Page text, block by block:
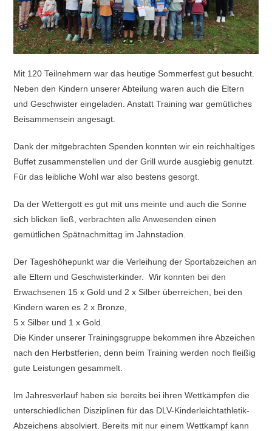
Mit 120 Teilnehmern war das heutige Sommerfest gut besucht.
Neben den Kindern unserer Abteilung waren auch die Eltern
und Geschwister eingeladen. Anstatt Training war gemütliches
Beisammensein angesagt.
Dank der mitgebrachten Spenden konnten wir ein reichhaltiges
Buffet zusammenstellen und der Grill wurde ausgiebig genutzt.
Für das leibliche Wohl war also bestens gesorgt.
Da der Wettergott es gut mit uns meinte und auch die Sonne
sich blicken ließ, verbrachten alle Anwesenden einen
gemütlichen Spätnachmittag im Jahnstadion.
Der Tageshöhepunkt war die Verleihung der Sportabzeichen an
alle Eltern und Geschwisterkinder. Wir konnten bei den
Erwachsenen 15 x Gold und 2 x Silber überreichen, bei den
Kindern waren es 2 x Bronze,
5 x Silber und 1 x Gold.
Die Kinder unserer Trainingsgruppe bekommen ihre Abzeichen
nach den Herbstferien, denn beim Training werden noch fleißig
gute Leistungen gesammelt.
Im Jahresverlauf haben sie bereits bei ihren Wettkämpfen die
unterschiedlichen Disziplinen für das DLV-Kinderleichtathletik-
Abzeichens absolviert. Bereits mit nur einem Wettkampf kann